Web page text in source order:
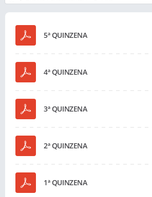
5ª QUINZENA
4ª QUINZENA
3ª QUINZENA
2ª QUINZENA
1ª QUINZENA